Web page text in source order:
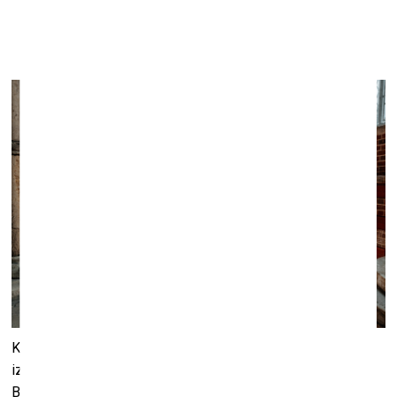
Kalnciema kvartāla galerijā no 4. līdz 31.augustam skatāma
izstāde “mana nama gars”, kur seši mākslinieki - Rūdolfs
Baltiņš, Kārlis Jaunromāns, Kristina Rezvohh, Pauls